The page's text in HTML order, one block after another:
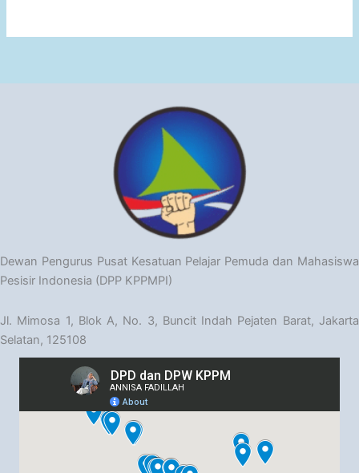
Dewan Pengurus Pusat Kesatuan Pelajar Pemuda dan Mahasiswa
Pesisir Indonesia (DPP KPPMPI)
Jl. Mimosa 1, Blok A, No. 3, Buncit Indah Pejaten Barat, Jakarta
Selatan, 125108